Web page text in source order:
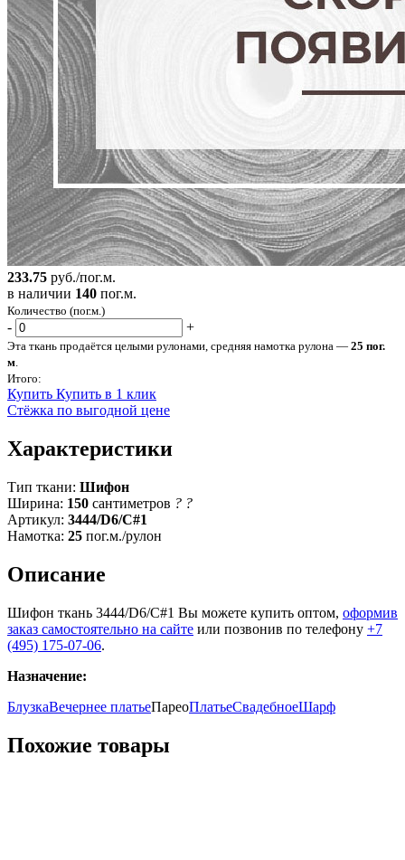
233.75 руб./пог.м.
в наличии 140 пог.м.
Количество (пог.м.)
- +
Эта ткань продаётся целыми рулонами, средняя намотка рулона — 25 пог.
м.
Итого:
Купить Купить в 1 клик
Стёжка по выгодной цене
Характеристики
Тип ткани: Шифон
Ширина: 150 сантиметров ? ?
Артикул: 3444/D6/C#1
Намотка: 25 пог.м./рулон
Описание
Шифон ткань 3444/D6/C#1 Вы можете купить оптом, оформив
заказ самостоятельно на сайте или позвонив по телефону +7
(495) 175-07-06.
Назначение:
БлузкаВечернее платьеПареоПлатьеСвадебноеШарф
Похожие товары